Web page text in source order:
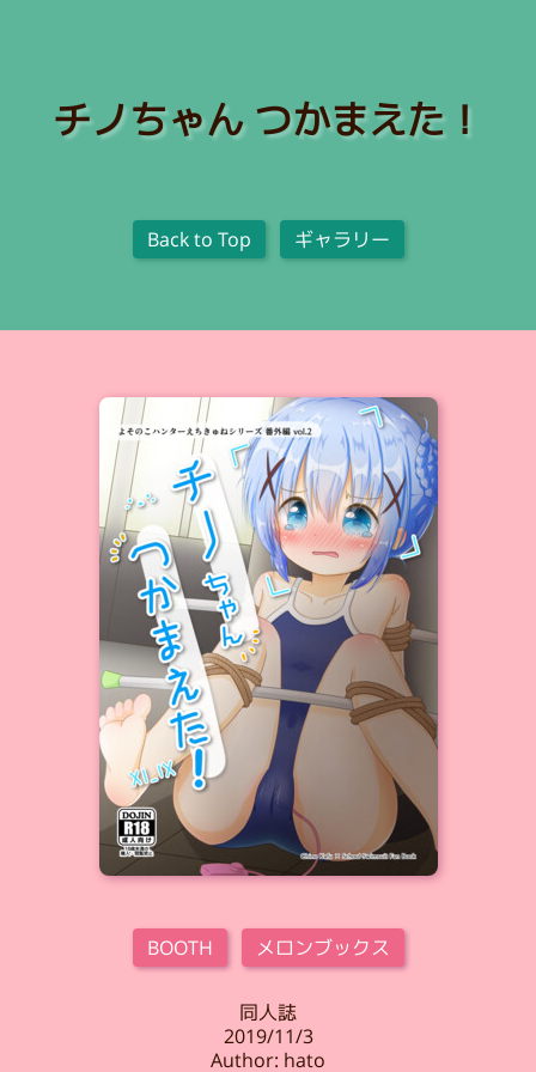
チノちゃん つかまえた！
Back to Top ギャラリー
BOOTH メロンブックス
同人誌
2019/11/3
Author: hato